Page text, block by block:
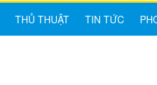
THỦ THUẬT TIN TỨC